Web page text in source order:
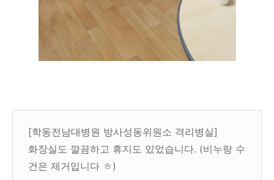
[학동전남대병원 방사성동위원소 격리병실]
화장실도 깔끔하고 휴지도 있었습니다. (비누랑 수
건은 제거입니다 ㅎ)